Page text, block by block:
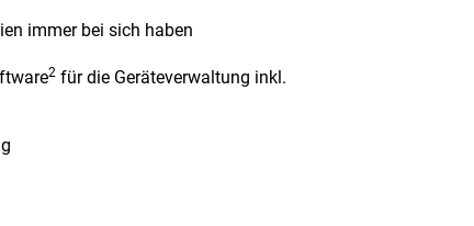
immer bei sich haben
2 für die Geräteverwaltung inkl.